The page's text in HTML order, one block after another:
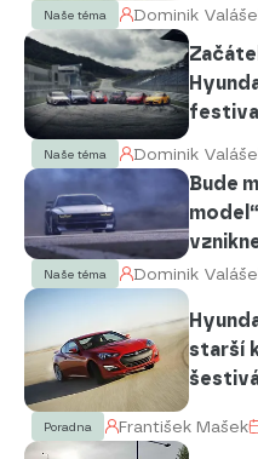
Naše téma Dominik
festival
Naše téma Dominik
Bude
Naše téma Dominik
starší
Poradna František Mašek